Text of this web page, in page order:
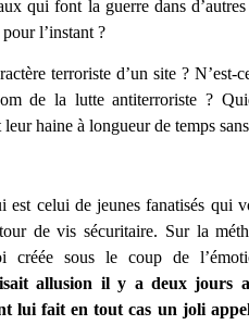
qui font la guerre dans
l’instant ?
terroriste d’un site ? N’est-
de la lutte antiterroriste ?
haine à longueur de temps
celui de jeunes fanatisés qui
de vis sécuritaire. Sur la
créée sous le coup de
allusion il y a deux jours
lui fait en tout cas un joli